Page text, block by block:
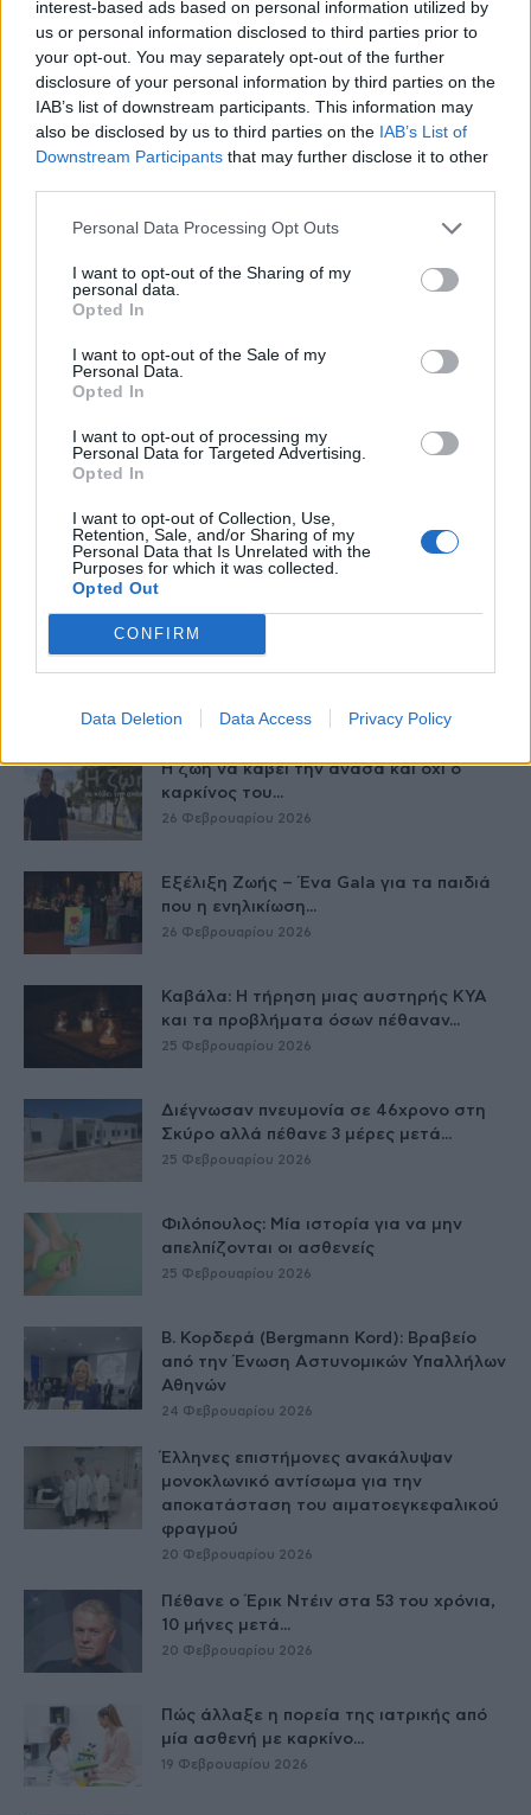
interest-based ads based on personal information utilized by
us or personal information disclosed to third parties prior to
your opt-out. You may separately opt-out of the further
disclosure of your personal information by third parties on the
IAB’s list of downstream participants. This information may
also be disclosed by us to third parties on the IAB’s List of
Downstream Participants that may further disclose it to other
Personal Data Processing Opt Outs
I want to opt-out of the Sharing of my
personal data.
Opted In
I want to opt-out of the Sale of my
Personal Data.
Opted In
I want to opt-out of processing my
Personal Data for Targeted Advertising.
Opted In
I want to opt-out of Collection, Use,
Retention, Sale, and/or Sharing of my
Personal Data that Is Unrelated with the
Purposes for which it was collected.
Opted Out
CONFIRM
Data Deletion Data Access Privacy Policy
HS Team
Δείτε Ακόμη
μέσω εξωσωματικής, με την
Έφυγε από τη ζωή η Δέσποινα Γκίνη του
Πανελληνίου Συλλόγου Κυστικής...
Νέα βήματα για τα Σπάνια Νοσήματα
στην Ελλάδα το 2026
Η ζωή να κάβει την ανάσα και όχι ο
καρκίνος του...
26 Φεβρουαρίου 2026
Εξέλιξη Ζωής – Ένα Gala για τα παιδιά
που η ενηλικίωση...
26 Φεβρουαρίου 2026
Καβάλα: Η τήρηση μιας αυστηρής ΚΥΑ
και τα προβλήματα όσων πέθαναν...
25 Φεβρουαρίου 2026
Διέγνωσαν πνευμονία σε 46χρονο στη
Σκύρο αλλά πέθανε 3 μέρες μετά...
25 Φεβρουαρίου 2026
Φιλόπουλος: Μία ιστορία για να μην
απελπίζονται οι ασθενείς
25 Φεβρουαρίου 2026
Β. Κορδερά (Bergmann Kord): Βραβείο
από την Ένωση Αστυνομικών Υπαλλήλων
Αθηνών
24 Φεβρουαρίου 2026
Έλληνες επιστήμονες ανακάλυψαν
μονοκλωνικό αντίσωμα για την
αποκατάσταση του αιματοεγκεφαλικού
φραγμού
20 Φεβρουαρίου 2026
Πέθανε ο Έρικ Ντέιν στα 53 του χρόνια,
10 μήνες μετά...
20 Φεβρουαρίου 2026
Πώς άλλαξε η πορεία της ιατρικής από
μία ασθενή με καρκίνο...
19 Φεβρουαρίου 2026